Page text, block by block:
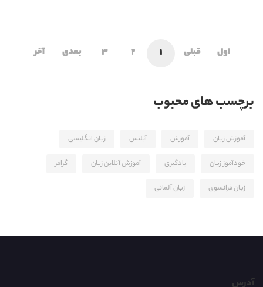
اول قبلی 1
2
3 بعدی آخر
برچسب های محبوب
آموزش زبان آموزش آیلتس زبان انگلیسی
خودآموز زیان یادگیری آموزش آنلاین زبان گرامر
زبان فرانسوی زبان آلمانی
آدرس